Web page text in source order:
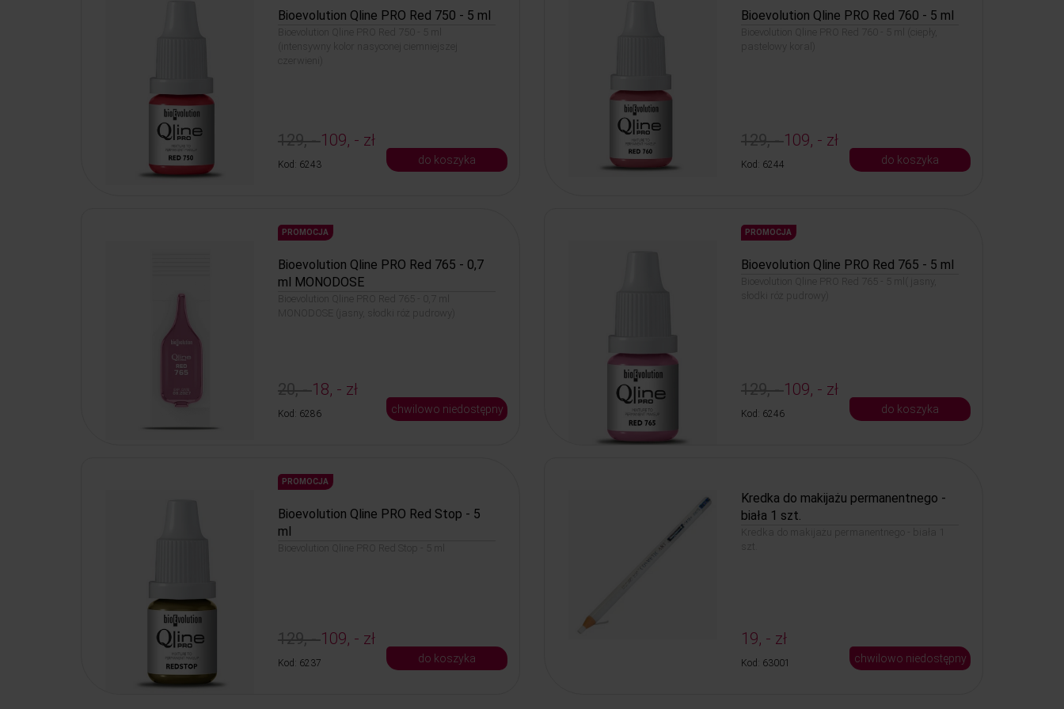
Bioevolution Qline PRO Red 750 - 5 ml
Bioevolution Qline PRO Red 750 - 5 ml
(intensywny kolor nasyconej ciemniejszej
czerwieni)
129, -109, - zł
Kod: 6243 do koszyka
Bioevolution Qline PRO Red 760 - 5 ml
Bioevolution Qline PRO Red 760 - 5 ml (ciepły,
pastelowy koral)
129, -109, - zł
Kod: 6244 do koszyka
PROMOCJA
Bioevolution Qline PRO Red 765 - 0,7
ml MONODOSE
Bioevolution Qline PRO Red 765 - 0,7 ml
MONODOSE (jasny, słodki róż pudrowy)
20, -18, - zł
Kod: 6286 chwilowo niedostępny
PROMOCJA
Bioevolution Qline PRO Red 765 - 5 ml
Bioevolution Qline PRO Red 765 - 5 ml( jasny,
słodki róż pudrowy)
129, -109, - zł
Kod: 6246 do koszyka
PROMOCJA
Bioevolution Qline PRO Red Stop - 5
ml
Bioevolution Qline PRO Red Stop - 5 ml
129, -109, - zł
Kod: 6237 do koszyka
Kredka do makijażu permanentnego -
biała 1 szt.
Kredka do makijażu permanentnego - biała 1
szt.
19, - zł
Kod: 63001 chwilowo niedostępny